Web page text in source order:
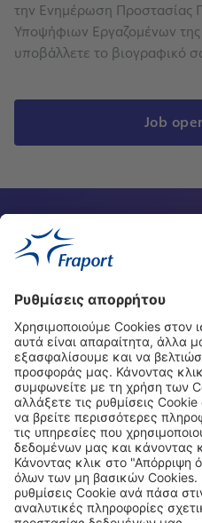
την Ενημέρωση
Υποψήφιων Εργαζομένων
υποβάλλετε το βιογραφικό
Job
Υπεύθυνος επικοινωνίας
Οι ιστοσελίδες μας
Νέα
Σχετικά με αυτή την